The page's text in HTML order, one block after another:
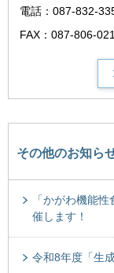
電話：087-832-
FAX：087-806-
その他のお知ら
「かがわ機能
催します！
令和8年度「生